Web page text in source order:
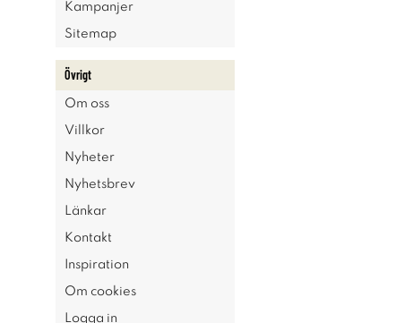
Kampanjer
Sitemap
Övrigt
Om oss
Villkor
Nyheter
Nyhetsbrev
Länkar
Kontakt
Inspiration
Om cookies
Logga in